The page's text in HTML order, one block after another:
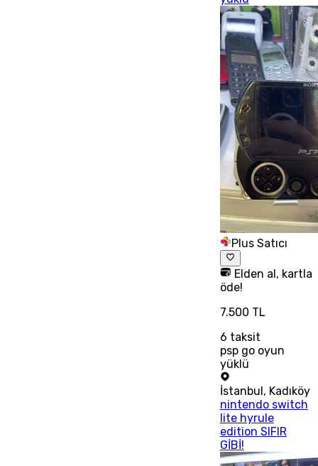
Plus Satıcı
Elden al, kartla
öde!
7.500 TL
6 taksit
psp go oyun
yüklü
İstanbul, Kadıköy
nintendo switch
lite hyrule
edition SIFIR
GİBİ!